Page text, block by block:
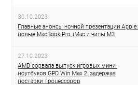
30.10.2023
Главные анонсы ночной презентации Apple:
новые MacBook Pro, iMac и чипы M3
27.10.2023
AMD сорвала выпуск игровых мини-
ноутбуков GPD Win Max 2, задержав
поставки процессоров